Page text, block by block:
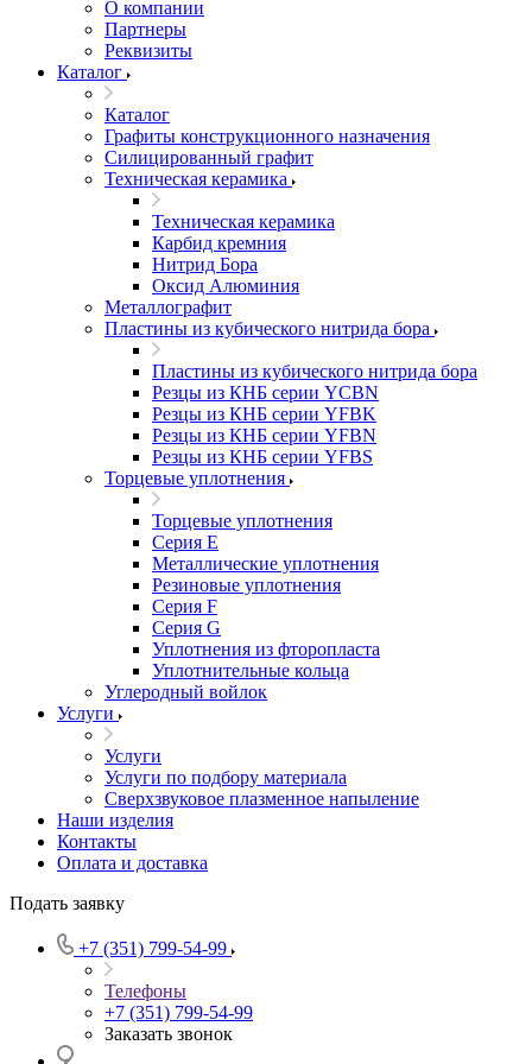
О компании
Партнеры
Реквизиты
Каталог
Каталог
Графиты конструкционного назначения
Силицированный графит
Техническая керамика
Техническая керамика
Карбид кремния
Нитрид Бора
Оксид Алюминия
Металлографит
Пластины из кубического нитрида бора
Пластины из кубического нитрида бора
Резцы из КНБ серии YCBN
Резцы из КНБ серии YFBK
Резцы из КНБ серии YFBN
Резцы из КНБ серии YFBS
Торцевые уплотнения
Торцевые уплотнения
Серия E
Металлические уплотнения
Резиновые уплотнения
Серия F
Серия G
Уплотнения из фторопласта
Уплотнительные кольца
Углеродный войлок
Услуги
Услуги
Услуги по подбору материала
Сверхзвуковое плазменное напыление
Наши изделия
Контакты
Оплата и доставка
Подать заявку
+7 (351) 799-54-99
Телефоны
+7 (351) 799-54-99
Заказать звонок